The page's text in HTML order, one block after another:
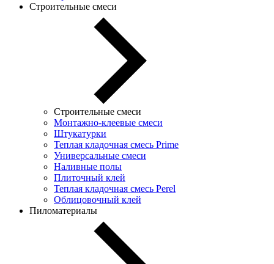
Строительные смеси
Строительные смеси
Монтажно-клеевые смеси
Штукатурки
Теплая кладочная смесь Prime
Универсальные смеси
Наливные полы
Плиточный клей
Теплая кладочная смесь Perel
Облицовочный клей
Пиломатериалы